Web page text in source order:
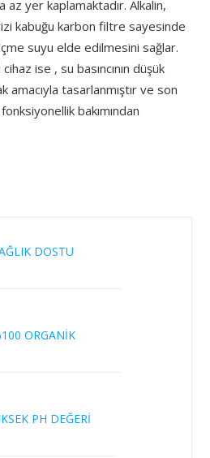
az yer kaplamaktadır. Alkalin,
kabuğu karbon filtre sayesinde
suyu elde edilmesini sağlar.
ise , su basıncının düşük
amacıyla tasarlanmıştır ve son
bakımından
DOSTU
ORGANİK
PH DEĞERİ